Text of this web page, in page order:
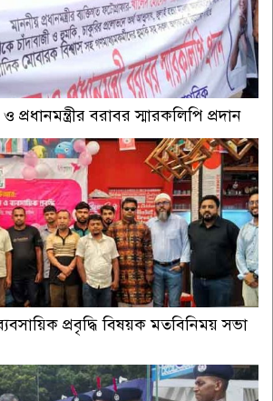
প্রধানমন্ত্রীর বরাবর স্মারকলিপি প্রদান
প্রবৃদ্ধি বিষয়ক মতবিনিময় সভা